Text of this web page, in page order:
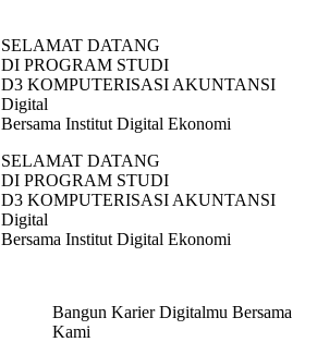
SELAMAT DATANG
DI PROGRAM STUDI
D3 KOMPUTERISASI AKUNTANSI
Digital
Bersama Institut Digital Ekonomi
SELAMAT DATANG
DI PROGRAM STUDI
D3 KOMPUTERISASI AKUNTANSI
Digital
Bersama Institut Digital Ekonomi
Bangun Karier Digitalmu Bersama
Kami